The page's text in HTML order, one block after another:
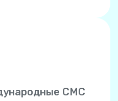
СМС